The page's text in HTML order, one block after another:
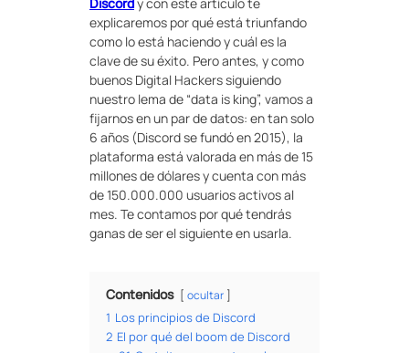
Discordy con este artículo te
explicaremos por qué está triunfando
como lo está haciendo y cuál es la
clave de su éxito. Pero antes, y como
buenos Digital Hackers siguiendo
nuestro lema de “data is king”, vamos a
fijarnos en un par de datos: en tan solo
6 años (Discord se fundó en 2015), la
plataforma está valorada en más de 15
millones de dólares y cuenta con más
de 150.000.000 usuarios activos al
mes. Te contamos por qué tendrás
ganas de ser el siguiente en usarla.
Contenidos ocultar
1 Los principios de Discord
2 El por qué del boom de Discord